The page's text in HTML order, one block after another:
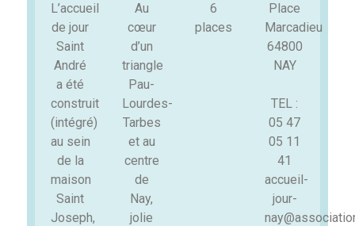
L’accueil
de jour
Saint
André
a été
construit
(intégré)
au sein
de la
maison
Saint
Joseph,
Au
cœur
d’un
triangle
Pau-
Lourdes-
Tarbes
et au
centre
de
Nay,
jolie
6
places
Place
Marcadieu
64800
NAY
TEL :
05 47
05 11
41
accueil-
jour-